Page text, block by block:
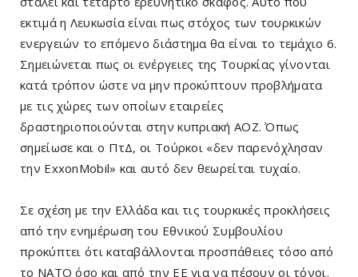
εκτιμά η Λευκωσία είναι πως στόχος των τουρκικών
ενεργειών το επόμενο διάστημα θα είναι το τεμάχιο 6.
Σημειώνεται πως οι ενέργειες της Τουρκίας γίνονται
κατά τρόπον ώστε να μην προκύπτουν προβλήματα
με τις χώρες των οποίων εταιρείες
δραστηριοποιούνται στην κυπριακή ΑΟΖ. Όπως
σημείωσε και ο ΠτΔ, οι Τούρκοι «δεν παρενόχλησαν
την ExxonMobil» και αυτό δεν θεωρείται τυχαίο.
Σε σχέση με την Ελλάδα και τις τουρκικές προκλήσεις
από την ενημέρωση του Εθνικού Συμβουλίου
προκύπτει ότι καταβάλλονται προσπάθειες τόσο από
το ΝΑΤΟ όσο και από την ΕΕ για να πέσουν οι τόνοι.